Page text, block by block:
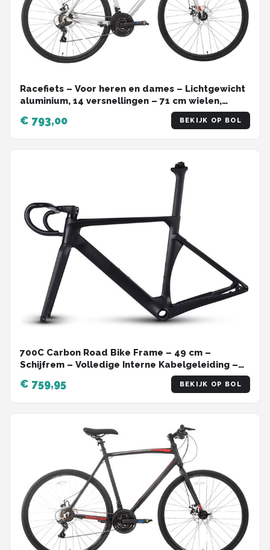
Racefiets – Voor heren en dames – Lichtgewicht
aluminium, 14 versnellingen – 71 cm wielen,
zilver, maat M, geschikt voor stadswoon-
werkverkeer en fitness
€ 793,00 BEKIJK OP BOL
700C Carbon Road Bike Frame – 49 cm –
Schijfrem – Volledige Interne Kabelgeleiding –
Inclusief Carbon Vork, Zadelpen, Doorlopende As
en Geïntegreerd Stuur – Voor BB86 Bracket &
142×12 mm Achteras
€ 759,95 BEKIJK OP BOL